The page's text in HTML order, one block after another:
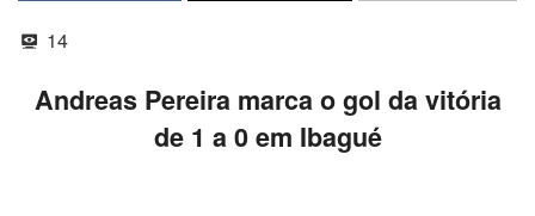
14
Andreas Pereira marca o gol da vitória
de 1 a 0 em Ibagué